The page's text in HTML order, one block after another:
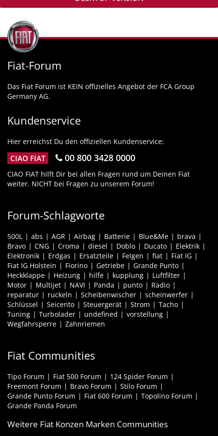
Fiat-Forum
Das Fiat Forum ist KEIN offizielles Angebot der FCA Group
Germany AG.
Kundenservice
Hier erreichst Du den offiziellen Kundenservice:
CIAO FIAT 00 800 3428 0000
CIAO FIAT hilft Dir bei allen Fragen rund um Deinen Fiat
weiter. NICHT bei Fragen zu unserem Forum!
Forum-Schlagworte
500L abs AGR Airbag Batterie Blue&Me
brava
Bravo
CNG Croma diesel Doblo Ducato
Elektrik
Elektronik
Erdgas Ersatzteile Felgen fiat
Fiat IG
Fiat IG Holstein
Fiorino Getriebe
Grande Punto
Heckklappe
Heizung hilfe kupplung
Luftfilter
Motor
Multijet NAVI Panda punto
Radio
reparatur
ruckeln Scheibenwischer
scheinwerfer
Schlüssel
Seicento Steuergerät Strom
Tacho
Tuning
Turbolader undefined
vorstellung
Wegfahrsperre
Zahnriemen
Fiat Communities
Tipo Forum Fiat 500 Forum
124 Spider Forum
Freemont Forum
Bravo Forum
Stilo Forum
Grande Punto Forum
Fiat 600 Forum
Topolino Forum
Grande Panda Forum
Weitere Fiat Konzen Marken Communities